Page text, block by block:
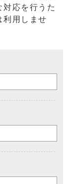
応を行うた
利用しませ